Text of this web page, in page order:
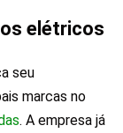
elétricos
seu
marcas no
. A empresa já